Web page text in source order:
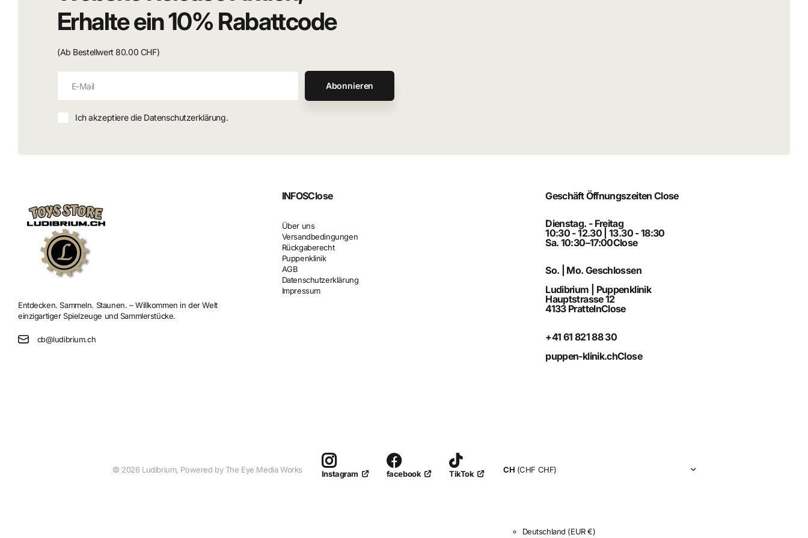
Erhalte ein 10% Rabattcode
(Ab Bestellwert 80.00 CHF)
Abonnieren
Ich akzeptiere die Datenschutzerklärung.
Entdecken. Sammeln. Staunen. – Willkommen in der Welt
einzigartiger Spielzeuge und Sammlerstücke.
cb@ludibrium.ch
INFOSClose
Über uns
Versandbedingungen
Rückgaberecht
Puppenklinik
AGB
Datenschutzerklärung
Impressum
Geschäft Öffnungszeiten Close
Dienstag. - Freitag
10:30 - 12.30 | 13.30 - 18:30
Sa. 10:30–17:00Close
So. | Mo. Geschlossen
Ludibrium | Puppenklinik
Hauptstrasse 12
4133 PrattelnClose
+41 61 821 88 30
puppen-klinik.chClose
© 2026 Ludibrium, Powered by The Eye Media Works Instagram facebook TikTok CH (CHF CHF)
Deutschland (EUR €)